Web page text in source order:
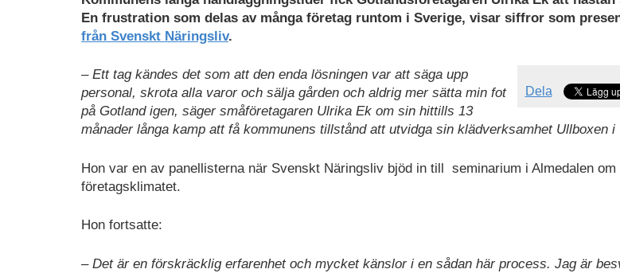
En frustration som delas av många företag runtom i Sverige, visar siffror som
från Svenskt Näringsliv.
Dela
– Ett tag kändes det som att den enda lösningen var att säga upp
personal, skrota alla varor och sälja gården och aldrig mer sätta min fot
på Gotland igen, säger småföretagaren Ulrika Ek om sin hittills 13
månader långa kamp att få kommunens tillstånd att utvidga sin klädverksamhet Ullboxen i
Hon var en av panellisterna när Svenskt Näringsliv bjöd in till seminarium i Almedalen om
företagsklimatet.
Hon fortsatte:
– Det är en förskräcklig erfarenhet och mycket känslor i en sådan här process. Jag är